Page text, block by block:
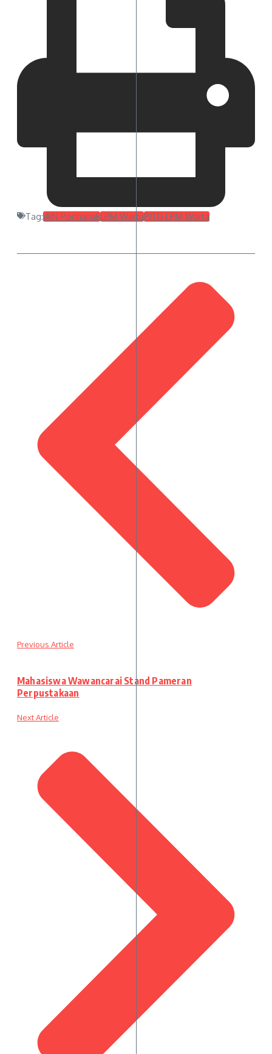
Tag:IAIN PontianakLPM WartaPJTD LPM Warta
Previous Article
Mahasiswa Wawancarai Stand Pameran
Perpustakaan
Next Article